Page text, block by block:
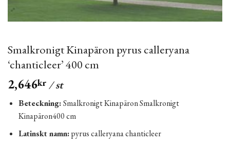
Smalkronigt Kinapäron pyrus calleryana
‘chanticleer’ 400 cm
2,646kr / st
Beteckning:Smalkronigt Kinapäron Smalkronigt
Kinapäron400 cm
Latinskt namn:pyrus calleryana chanticleer